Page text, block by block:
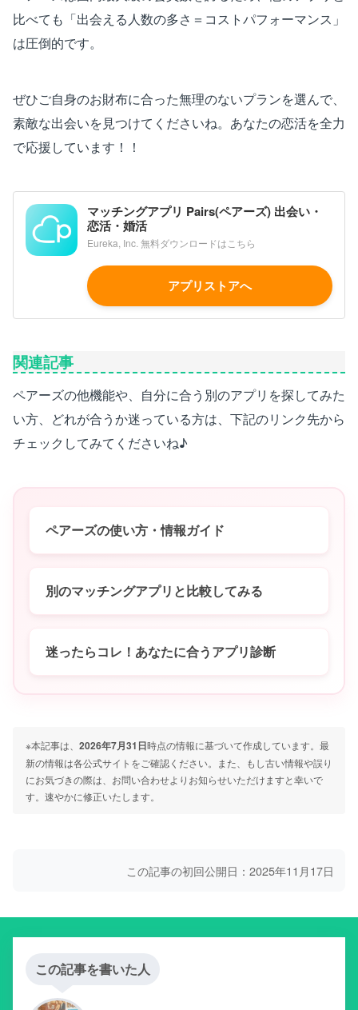
比べても「出会える人数の多さ＝コストパフォーマンス」
は圧倒的です。
ぜひご自身のお財布に合った無理のないプランを選んで、
素敵な出会いを見つけてくださいね。あなたの恋活を全力
で応援しています！！
マッチングアプリ Pairs(ペアーズ) 出会い・
恋活・婚活
Eureka, Inc. 無料ダウンロードはこちら
アプリストアへ
関連記事
ペアーズの他機能や、自分に合う別のアプリを探してみた
い方、どれが合うか迷っている方は、下記のリンク先から
チェックしてみてくださいね♪
ペアーズの使い方・情報ガイド
別のマッチングアプリと比較してみる
迷ったらコレ！あなたに合うアプリ診断
※本記事は、 2026年7月31日時点の情報に基づいて作成しています。最
新の情報は各公式サイトをご確認ください。また、もし古い情報や誤り
にお気づきの際は、お問い合わせよりお知らせいただけますと幸いで
す。速やかに修正いたします。
この記事の初回公開日：2025年11月17日
この記事を書いた人